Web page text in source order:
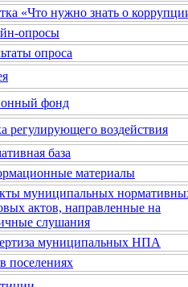
«Что нужно знать о
опросы
опроса
фонд
регулирующего воздействия
база
материалы
муниципальных
актов, направленные на
слушания
муниципальных НПА
поселениях